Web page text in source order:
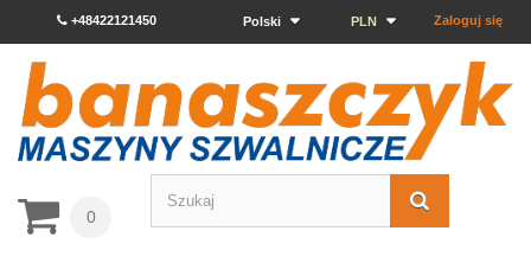
Zaloguj się
PLN
Polski
+48422121450
0